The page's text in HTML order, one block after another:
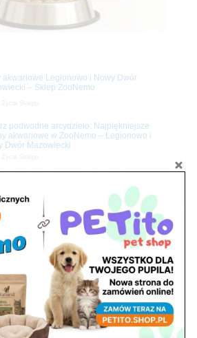
akwariowe Legionowo i Nowy Dwór
– Sklep ZooNemo
podwodne arcydzieło: Najpiękniejsze
akwariowe w ZooNemo – Legionowo i
Dwór Mazowiecki
Życia Sklepu
Pet Shop – Internetowy Sklep Zoologiczny
Wszystko Dla Twojego Pupila | ZooNemo